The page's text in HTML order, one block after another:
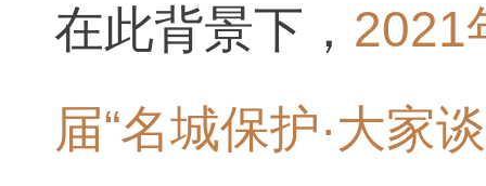
在此背景下， 2021
届“名城保护·大家